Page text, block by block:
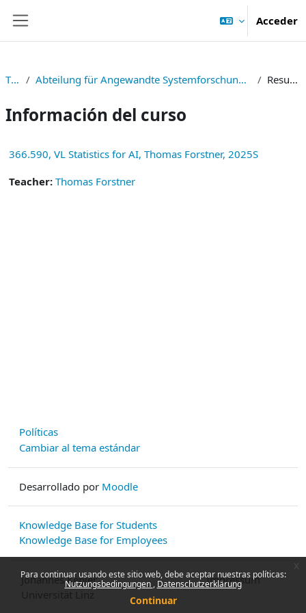
Para continuar usando este sitio web, debe aceptar nuestras políticas:
Nutzungsbedingungen Datenschutzerklärung
Continuar
Acceder
TNF Abteilung für Angewandte Systemforschung und Statistik Resumen
Información del curso
366.590, VL Statistics for AI, Thomas Forstner, 2025S
Teacher: Thomas Forstner
Políticas
Cambiar al tema estándar
Desarrollado por Moodle
Knowledge Base for Students
Knowledge Base for Employees
Johannes Kepler
Impressum